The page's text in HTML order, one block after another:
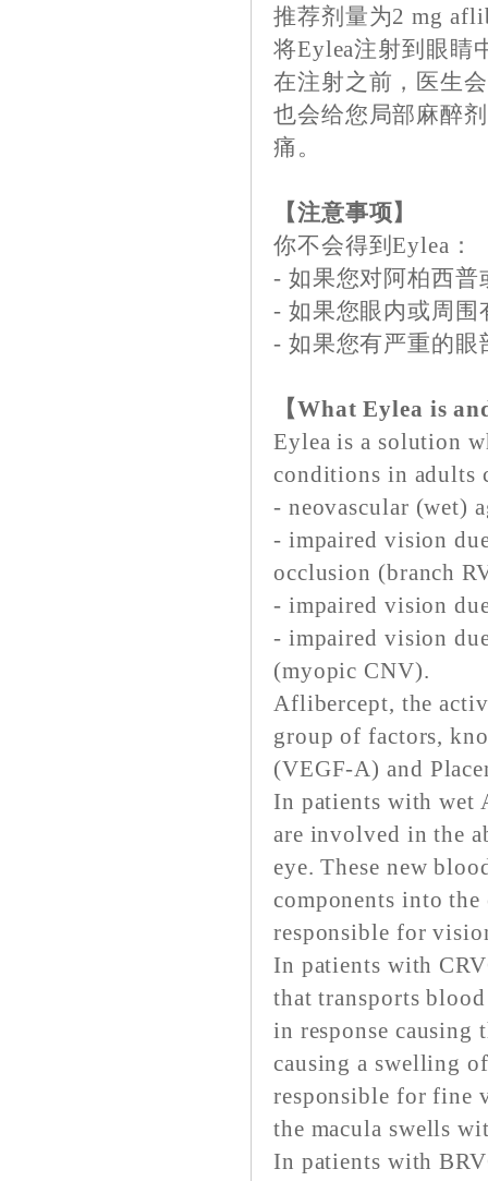
推荐剂量为2 mg
将Eylea注射到眼睛
在注射之前，医生
也会给您局部麻醉
痛。
【注意事项】
你不会得到Eylea：
- 如果您对阿柏西普
- 如果您眼内或周围
- 如果您有严重的眼
【What Eylea is
Eylea is a solution
conditions in adults
- neovascular (wet)
- impaired vision
occlusion (branch
- impaired vision
- impaired vision
(myopic CNV).
Aflibercept, the
group of factors,
(VEGF-A) and
In patients with wet
are involved in the
eye. These new
components into the
responsible for
In patients with
that transports
in response
causing a swelling
responsible for fine
the macula swells
In patients with